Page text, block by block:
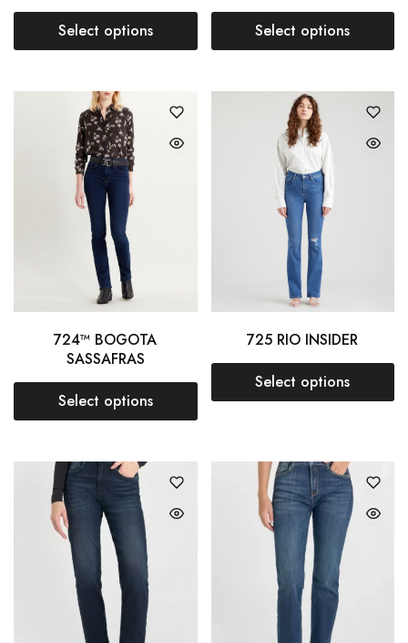
Select options Select options
724™ BOGOTA
SASSAFRAS
Select options
725 RIO INSIDER
Select options